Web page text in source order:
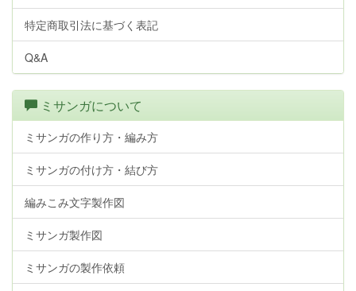
特定商取引法に基づく表記
Q&A
ミサンガについて
ミサンガの作り方・編み方
ミサンガの付け方・結び方
編みこみ文字製作図
ミサンガ製作図
ミサンガの製作依頼